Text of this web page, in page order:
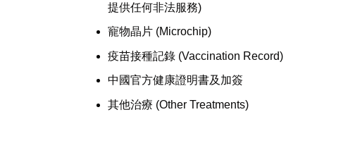
提供任何非法服務)
寵物晶片 (Microchip)
疫苗接種記錄 (Vaccination Record)
中國官方健康證明書及加簽
其他治療 (Other Treatments)